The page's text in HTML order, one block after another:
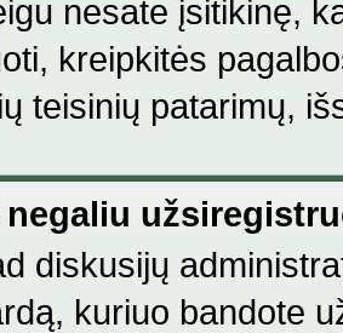
nesate įsitikinę,
kreipkitės
teisinių patarimų,
negaliu
diskusijų
kuriuo bandote